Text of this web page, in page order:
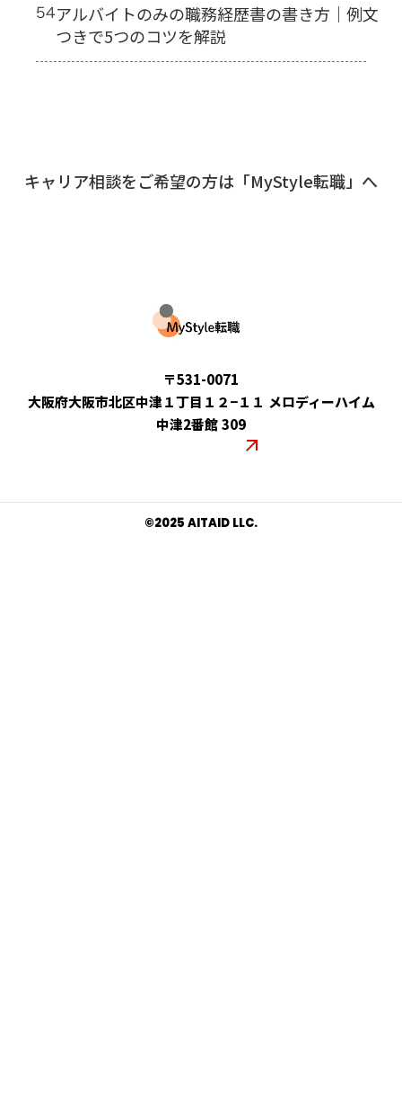
54アルバイトのみの職務経歴書の書き方｜例文
つきで5つのコツを解説
キャリア相談をご希望の方は「MyStyle転職」へ
〒531-0071
大阪府大阪市北区中津１丁目１２−１１ メロディーハイム
中津2番館 309
©︎2025 AITAID LLC.